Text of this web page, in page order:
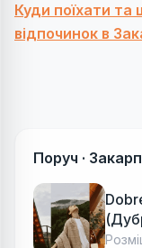
Куди поїхати
відпочинок в
Поруч ·